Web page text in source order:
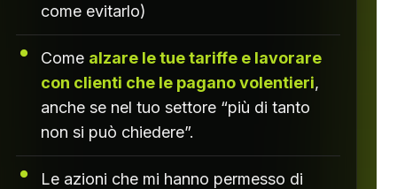
come evitarlo)
Come alzare le tue tariffe e lavorare
con clienti che le pagano volentieri,
anche se nel tuo settore “più di tanto
non si può chiedere”.
Le azioni che mi hanno permesso di